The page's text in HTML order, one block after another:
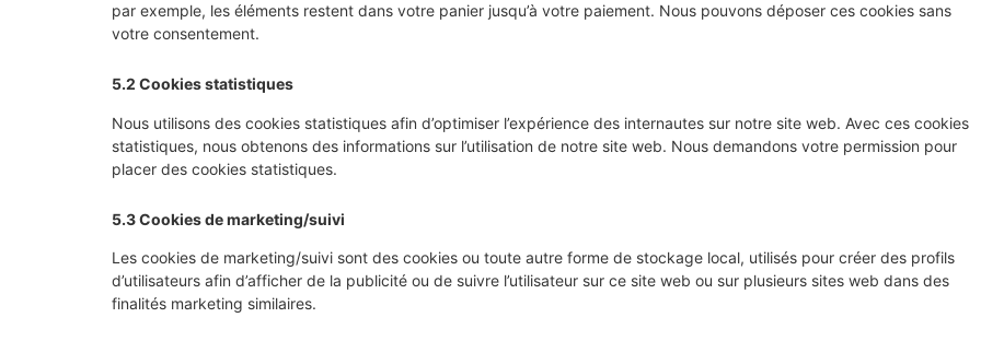
par exemple, les éléments restent dans votre panier jusqu’à votre paiement. Nous pouvons déposer ces cookies sans
votre consentement.
5.2 Cookies statistiques
Nous utilisons des cookies statistiques afin d’optimiser l’expérience des internautes sur notre site web. Avec ces cookies
statistiques, nous obtenons des informations sur l’utilisation de notre site web. Nous demandons votre permission pour
placer des cookies statistiques.
5.3 Cookies de marketing/suivi
Les cookies de marketing/suivi sont des cookies ou toute autre forme de stockage local, utilisés pour créer des profils
d’utilisateurs afin d’afficher de la publicité ou de suivre l’utilisateur sur ce site web ou sur plusieurs sites web dans des
finalités marketing similaires.